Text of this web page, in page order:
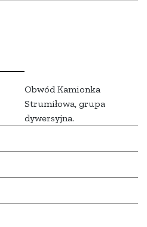
Obwód Kamionka
Strumiłowa, grupa
dywersyjna.